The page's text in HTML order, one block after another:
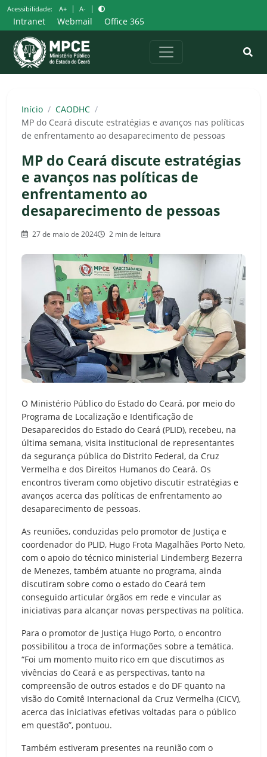
Pular
para
o
conteúdo
Acessibilidade: A+ | A- |
Intranet Webmail Office 365
Início / CAODHC /
MP do Ceará discute estratégias e avanços nas políticas
de enfrentamento ao desaparecimento de pessoas
MP do Ceará discute estratégias
e avanços nas políticas de
enfrentamento ao
desaparecimento de pessoas
27 de maio de 2024 2 min de leitura
O Ministério Público do Estado do Ceará, por meio do
Programa de Localização e Identificação de
Desaparecidos do Estado do Ceará (PLID), recebeu, na
última semana, visita institucional de representantes
da segurança pública do Distrito Federal, da Cruz
Vermelha e dos Direitos Humanos do Ceará. Os
encontros tiveram como objetivo discutir estratégias e
avanços acerca das políticas de enfrentamento ao
desaparecimento de pessoas.
As reuniões, conduzidas pelo promotor de Justiça e
coordenador do PLID, Hugo Frota Magalhães Porto Neto,
com o apoio do técnico ministerial Lindemberg Bezerra
de Menezes, também atuante no programa, ainda
discutiram sobre como o estado do Ceará tem
conseguido articular órgãos em rede e vincular as
iniciativas para alcançar novas perspectivas na política.
Para o promotor de Justiça Hugo Porto, o encontro
possibilitou a troca de informações sobre a temática.
“Foi um momento muito rico em que discutimos as
vivências do Ceará e as perspectivas, tanto na
compreensão de outros estados e do DF quanto na
visão do Comitê Internacional da Cruz Vermelha (CICV),
acerca das iniciativas efetivas voltadas para o público
em questão”, pontuou.
Também estiveram presentes na reunião com o